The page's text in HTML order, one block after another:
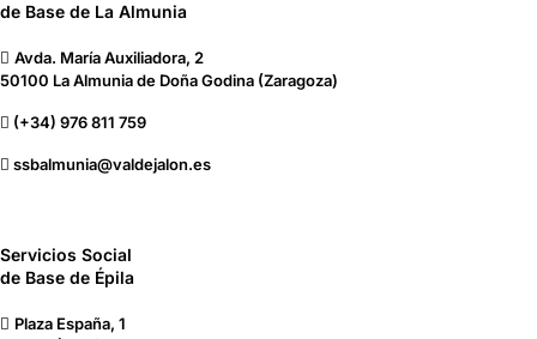
de Base de La Almunia
Avda. María Auxiliadora, 2
50100 La Almunia de Doña Godina (Zaragoza)
(+34) 976 811 759
ssbalmunia@valdejalon.es
Servicios Social
de Base de Épila
Plaza España, 1